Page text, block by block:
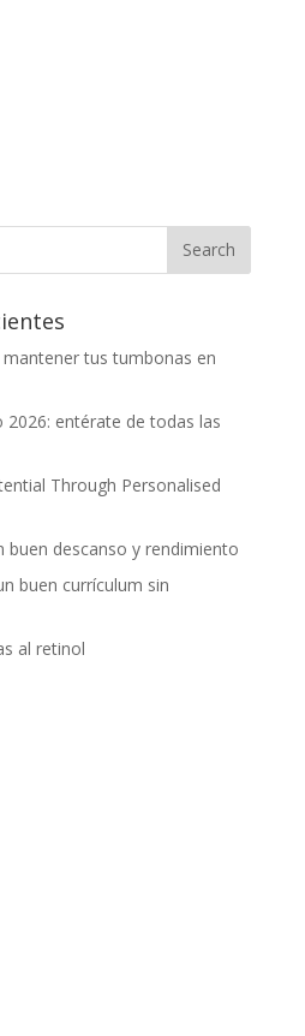
tus tumbonas en
entérate de todas las
Through Personalised
buen descanso y rendimiento
buen currículum sin
al retinol